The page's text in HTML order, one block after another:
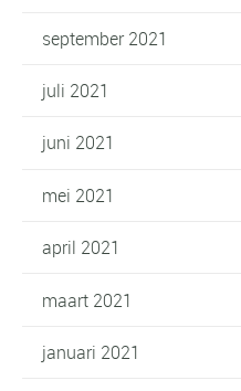
september 2021
juli 2021
juni 2021
mei 2021
april 2021
maart 2021
januari 2021